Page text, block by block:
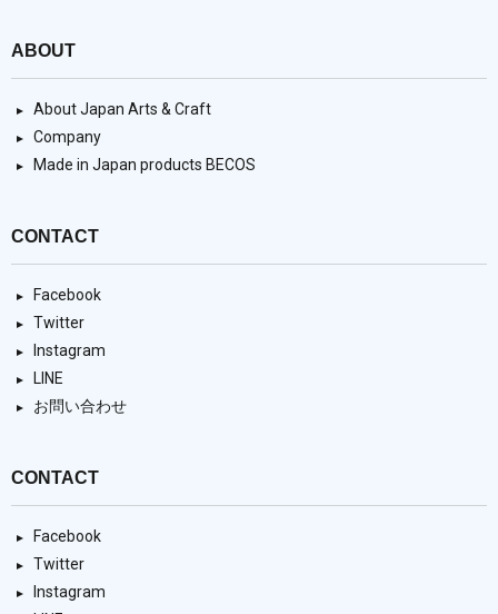
ABOUT
About Japan Arts & Craft
Company
Made in Japan products BECOS
CONTACT
Facebook
Twitter
Instagram
LINE
お問い合わせ
CONTACT
Facebook
Twitter
Instagram